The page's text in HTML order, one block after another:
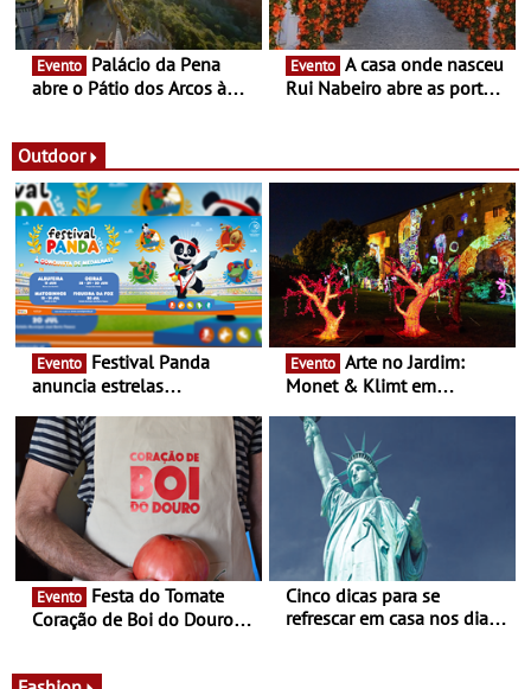
Evento
abre o Pátio dos Arcos à
Evento
Rui Nabeiro abre as portas
16 de agosto
Outdoor
Evento
anuncia estrelas
- Entre Junho e Julho pelo
país
Evento
Monet & Klimt em
ao final de Setembro -
Experiência luminosa no
jardim do Museu de
Alberto Sampaio
Evento
Coração de Boi do Douro -
Cinco dicas para se
refrescar em casa nos dias